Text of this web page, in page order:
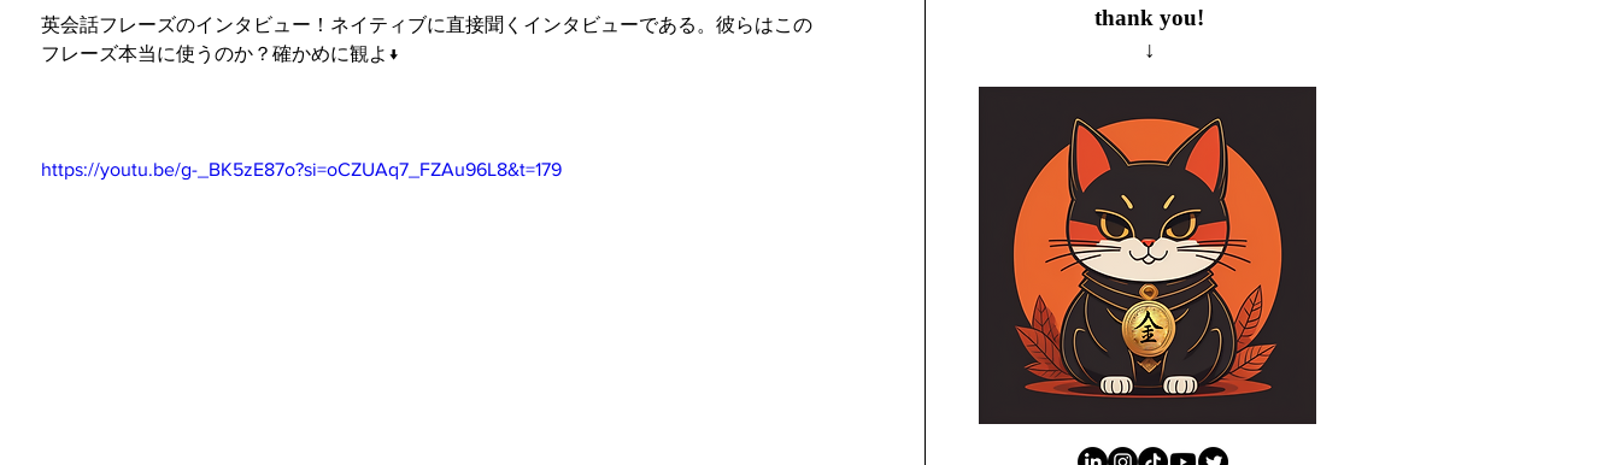
英会話フレーズのインタビュー！ネイティブに直接聞くインタビューである。彼らはこの
フレーズ本当に使うのか？確かめに観よ↓
https://youtu.be/g-_BK5zE87o?si=oCZUAq7_FZAu96L8&t=179
thank you!
↓